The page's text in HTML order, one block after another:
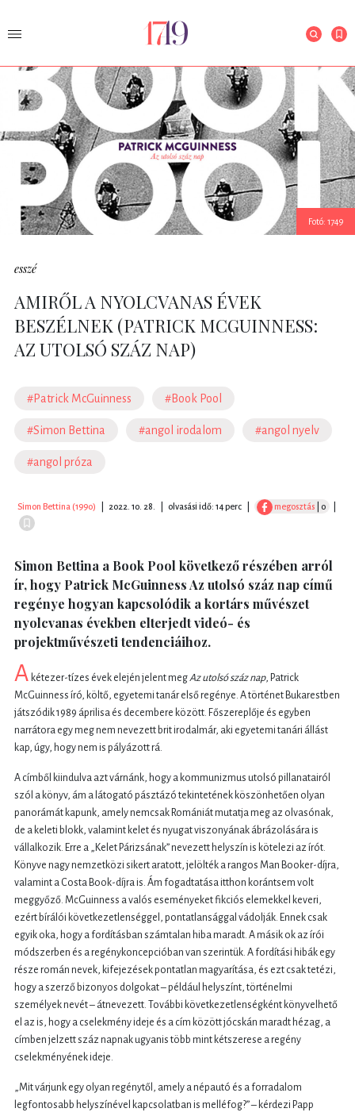
Fotó: 1749
esszé
AMIRŐL A NYOLCVANAS ÉVEK
BESZÉLNEK (PATRICK MCGUINNESS:
AZ UTOLSÓ SZÁZ NAP)
#Patrick McGuinness #Book Pool
#Simon Bettina #angol irodalom #angol nyelv
#angol próza
Simon Bettina (1990) 2022. 10. 28. olvasási idő: 14 perc megosztás | 0
Simon Bettina a Book Pool következő részében arról
ír, hogy Patrick McGuinness Az utolsó száz nap című
regénye hogyan kapcsolódik a kortárs művészet
nyolcvanas években elterjedt videó- és
projektművészeti tendenciáihoz.
A kétezer-tízes évek elején jelent megAz utolsó száz nap, Patrick
McGuinness író, költő, egyetemi tanár első regénye. A történet Bukarestben
játszódik 1989 áprilisa és decembere között. Főszereplője és egyben
narrátora egy meg nem nevezett brit irodalmár, aki egyetemi tanári állást
kap, úgy, hogy nem is pályázott rá.
A címből kiindulva azt várnánk, hogy a kommunizmus utolsó pillanatairól
szól a könyv, ám a látogató pásztázó tekintetének köszönhetően olyan
panorámát kapunk, amely nemcsak Romániát mutatja meg az olvasónak,
de a keleti blokk, valamint kelet és nyugat viszonyának ábrázolására is
vállalkozik. Erre a „Kelet Párizsának” nevezett helyszín is kötelezi az írót.
Könyve nagy nemzetközi sikert aratott, jelölték a rangos Man Booker-díjra,
valamint a Costa Book-díjra is. Ám fogadtatása itthon korántsem volt
meggyőző. McGuinness a valós eseményeket fikciós elemekkel keveri,
ezért bírálói következetlenséggel, pontatlansággal vádolják. Ennek csak
egyik oka, hogy a fordításban számtalan hiba maradt. A másik ok az írói
módszerben és a regénykoncepcióban van szerintük. A fordítási hibák egy
része román nevek, kifejezések pontatlan magyarítása, és ezt csak tetézi,
hogy a szerző bizonyos dolgokat – például helyszínt, történelmi
személyek nevét – átnevezett. További következetlenségként könyvelhető
el az is, hogy a cselekmény ideje és a cím között jócskán maradt hézag, a
címben jelzett száz napnak ugyanis több mint kétszerese a regény
cselekményének ideje.
„Mit várjunk egy olyan regénytől, amely a népautó és a forradalom
legfontosabb helyszínével kapcsolatban is melléfog?” – kérdezi Papp